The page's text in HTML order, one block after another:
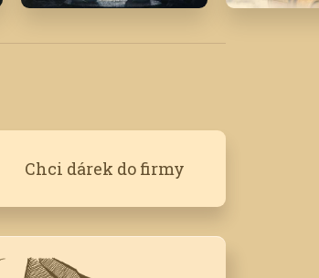
Chci dárek do firmy